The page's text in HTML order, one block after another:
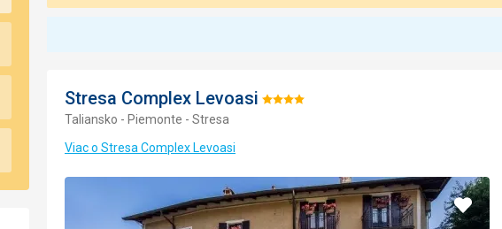
Stresa Complex Levoasi Hodnotenie:
Taliansko - Piemonte - Stresa
Viac o Stresa Complex Levoasi
Pridať
do